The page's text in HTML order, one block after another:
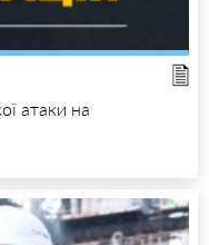
атаки на